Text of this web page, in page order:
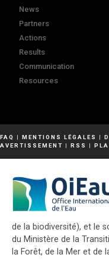
News
Partners
Actions
Results
Communication
Resources
FAQ | MENTIONS LÉGALES |
AVERTISSEMENT | RSS |
de la biodiversité), et le
du Ministère de la
la Forêt, de la Mer et de